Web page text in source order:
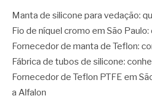
Manta de silicone para vedação:
Fio de níquel cromo em São
Fornecedor de manta de Teflon:
Fábrica de tubos de silicone:
Fornecedor de Teflon PTFE em
a Alfalon